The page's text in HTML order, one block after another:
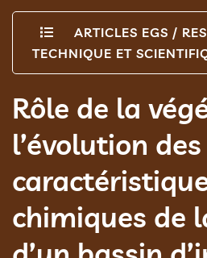
ARTICLES EGS /
TECHNIQUE ET
Rôle de la
l’évolution des
chimiques de